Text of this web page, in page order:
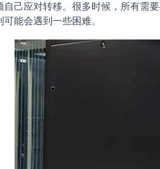
己应对转移。很多时候，所有需
能会遇到一些困难。